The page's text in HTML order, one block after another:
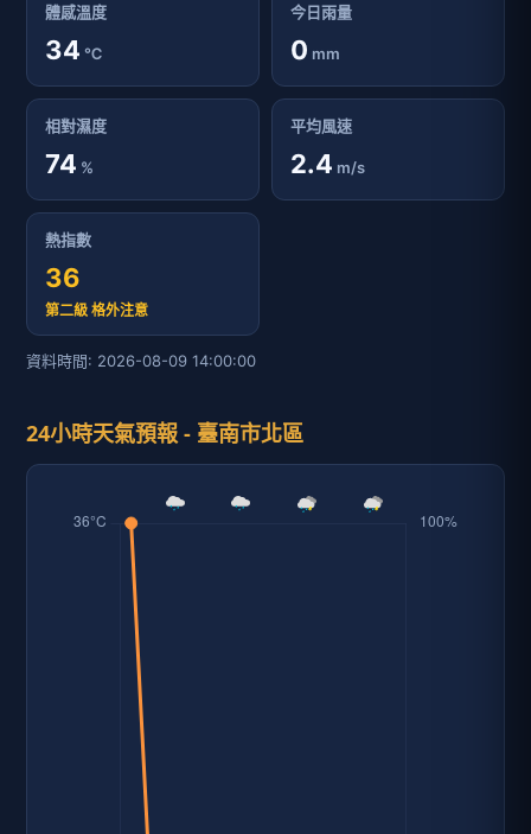
體感溫度
34 ℃
今日雨量
0 mm
相對濕度
74 %
平均風速
2.4 m/s
熱指數
36
第二級 格外注意
資料時間: 2026-08-09 14:00:00
24小時天氣預報 - 臺南市北區